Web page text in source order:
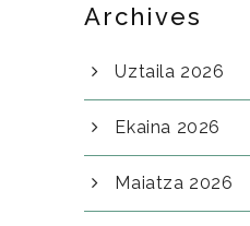
Archives
Uztaila 2026
Ekaina 2026
Maiatza 2026